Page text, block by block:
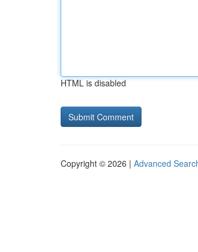
HTML is disabled
Copyright © 2026 | Advanced